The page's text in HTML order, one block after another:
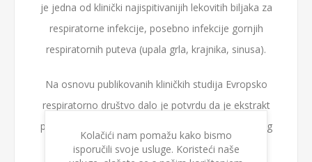
je jedna od klinički najispitivanijih lekovitih biljaka za
respiratorne infekcije, posebno infekcije gornjih
respiratornih puteva (upala grla, krajnika, sinusa).
Na osnovu publikovanih kliničkih studija Evropsko
respiratorno društvo dalo je potvrdu da je ekstrakt
pelargoniuma prirodni sastojak za tretman akutnog
bronhitisa. U Nemačkoj je ekstrakt pelargoniuma
Kolačići nam pomažu kako bismo
isporučili svoje usluge. Koristeći naše